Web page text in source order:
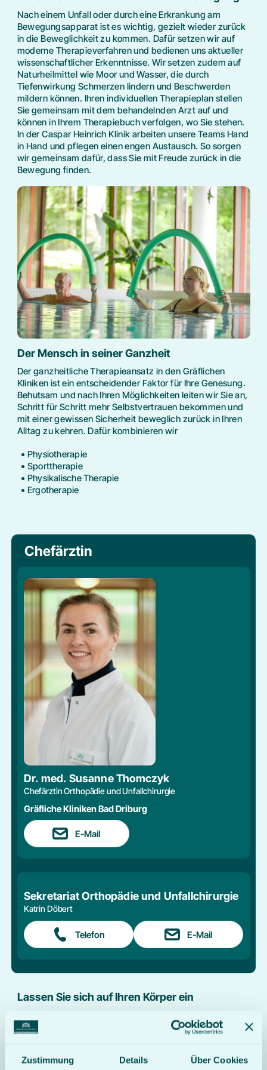
Zustimmung Details Über Cookies
FAQ
Wunsch- und Wahlrecht
Bioelektrische Impedanzanalyse
Kontakte
Nach einem Unfall oder durch eine Erkrankung am
Bewegungsapparat ist es wichtig, gezielt wieder zurück
in die Beweglichkeit zu kommen. Dafür setzen wir auf
moderne Therapieverfahren und bedienen uns aktueller
wissenschaftlicher Erkenntnisse. Wir setzen zudem auf
Naturheilmittel wie Moor und Wasser, die durch
Tiefenwirkung Schmerzen lindern und Beschwerden
mildern können. Ihren individuellen Therapieplan stellen
Sie gemeinsam mit dem behandelnden Arzt auf und
können in Ihrem Therapiebuch verfolgen, wo Sie stehen.
In der Caspar Heinrich Klinik arbeiten unsere Teams Hand
in Hand und pflegen einen engen Austausch. So sorgen
wir gemeinsam dafür, dass Sie mit Freude zurück in die
Bewegung finden.
Der Mensch in seiner Ganzheit
Der ganzheitliche Therapieansatz in den Gräflichen
Kliniken ist ein entscheidender Faktor für Ihre Genesung.
Behutsam und nach Ihren Möglichkeiten leiten wir Sie an,
Schritt für Schritt mehr Selbstvertrauen bekommen und
mit einer gewissen Sicherheit beweglich zurück in Ihren
Alltag zu kehren. Dafür kombinieren wir
Physiotherapie
Sporttherapie
Physikalische Therapie
Ergotherapie
Chefärztin
Dr. med. Susanne Thomczyk
Chefärztin Orthopädie und Unfallchirurgie
Gräfliche Kliniken Bad Driburg
E-Mail
Sekretariat Orthopädie und Unfallchirurgie
Katrin Döbert
Telefon E-Mail
Lassen Sie sich auf Ihren Körper ein
dass jeder Mensch individuell ist. Wir kombinieren
Therapiebausteine, um eine Ihrem Tempo angepasste
können. Die Aktivierung vorhandener Fähigkeiten und